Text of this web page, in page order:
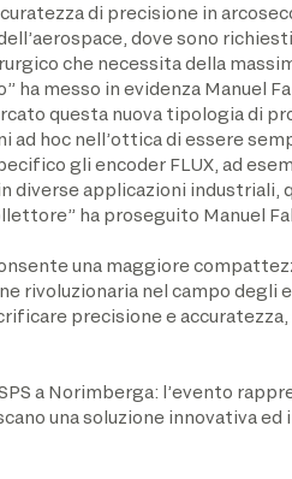
di precisione in
dove sono
che necessita della
messo in evidenza Manuel
questa nuova tipologia di
hoc nell’ottica di essere
gli encoder FLUX, ad
applicazioni industriali,
ha proseguito Manuel
una maggiore
rivoluzionaria nel campo degli
precisione e accuratezza,
a Norimberga: l’evento
una soluzione innovativa ed